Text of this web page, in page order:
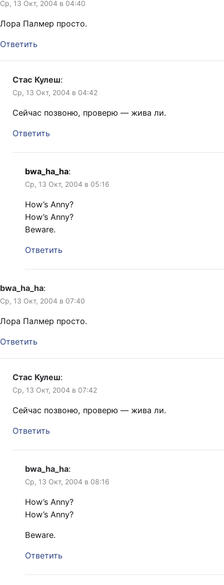
Ср, 13 Окт, 2004 в 04:40
Лора Палмер просто.
Ответить
Стас Кулеш:
Ср, 13 Окт, 2004 в 04:42
Сейчас позвоню, проверю — жива ли.
Ответить
bwa_ha_ha:
Ср, 13 Окт, 2004 в 05:16
How’s Anny?
How’s Anny?
Beware.
Ответить
bwa_ha_ha:
Ср, 13 Окт, 2004 в 07:40
Лора Палмер просто.
Ответить
Стас Кулеш:
Ср, 13 Окт, 2004 в 07:42
Сейчас позвоню, проверю — жива ли.
Ответить
bwa_ha_ha:
Ср, 13 Окт, 2004 в 08:16
How’s Anny?
How’s Anny?
Beware.
Ответить